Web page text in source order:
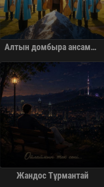
Алтын домбыра ансамблі
Жандос Тұрмантай